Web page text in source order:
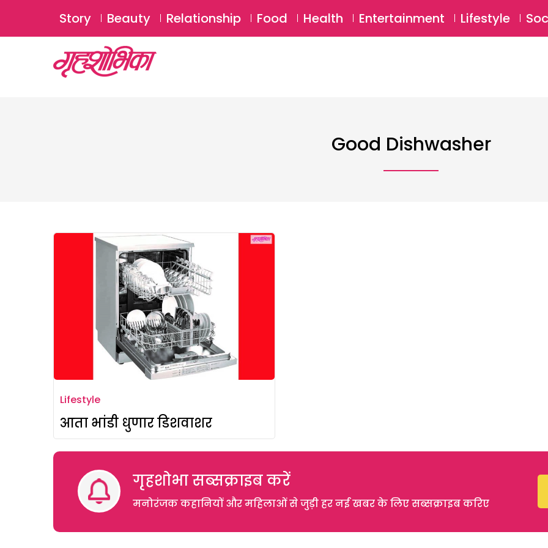
Story Beauty Relationship Food Health Entertainment Lifestyle
Good Dishwasher
Lifestyle
आता भांडी धुणार डिशवाशर
गृहशोभा सब्सक्राइब करें
मनोरंजक कहानियों और महिलाओं से जुड़ी हर नई खबर के लिए सब्सक्राइब करिए